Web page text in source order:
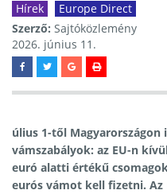
Hírek
Europe Direct
Szerző: Sajtóközlemény
2026. június 11.
úlius 1-től Magyarországon
vámszabályok: az EU-n
euró alatti értékű
eurós vámot kell fizetni. Az